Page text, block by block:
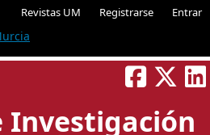
Revistas UM Registrarse Entrar
Investigación